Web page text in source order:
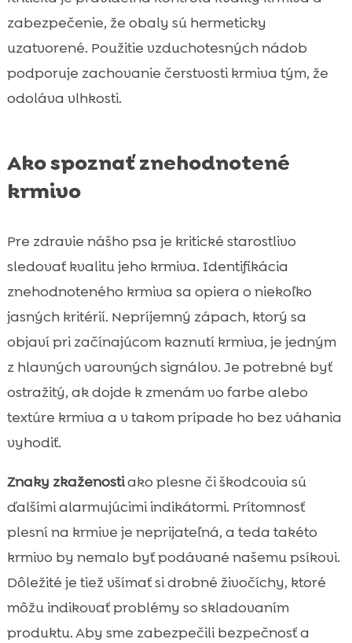
zabezpečenie, že obaly sú hermeticky
uzatvorené. Použitie vzduchotesných nádob
podporuje zachovanie čerstvosti krmiva tým, že
odoláva vlhkosti.
Ako spoznať znehodnotené
krmivo
Pre zdravie nášho psa je kritické starostlivo
sledovať kvalitu jeho krmiva. Identifikácia
znehodnoteného krmiva sa opiera o niekoľko
jasných kritérií. Nepríjemný zápach, ktorý sa
objaví pri začínajúcom kaznutí krmiva, je jedným
z hlavných varovných signálov. Je potrebné byť
ostražitý, ak dojde k zmenám vo farbe alebo
textúre krmiva a v takom prípade ho bez váhania
vyhodiť.
Znaky zkaženostiako plesne či škodcovia sú
ďalšími alarmujúcimi indikátormi. Prítomnosť
plesní na krmive je neprijateľná, a teda takéto
krmivo by nemalo byť podávané našemu psíkovi.
Dôležité je tiež všímať si drobné živočíchy, ktoré
môžu indikovať problémy so skladovaním
produktu. Aby sme zabezpečili bezpečnosť a